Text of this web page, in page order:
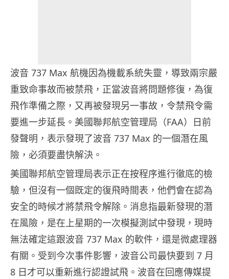
波音 737 Max 航機因為機載系統失靈，導致兩宗嚴
重致命事故而被禁飛，正當波音將問題修復，為復
飛作準備之際，又再被發現另一事故，令禁飛令需
要進一步延長。美國聯邦航空管理局（FAA）日前
發聲明，表示發現了波音 737 Max 的一個潛在風
險，必須要盡快解決。
美國聯邦航空管理局表示正在按程序進行徹底的檢
驗，但沒有一個既定的復飛時間表，他們會在認為
安全的時候才將禁飛令解除。消息指最新發現的潛
在風險，是在上星期的一次模擬測試中發現，現時
無法確定這跟波音 737 Max 的軟件，還是微處理器
有關。受到今次事件影響，波音公司最快要到 7 月
8 日才可以重新進行認證試飛。波音在回應傳媒提